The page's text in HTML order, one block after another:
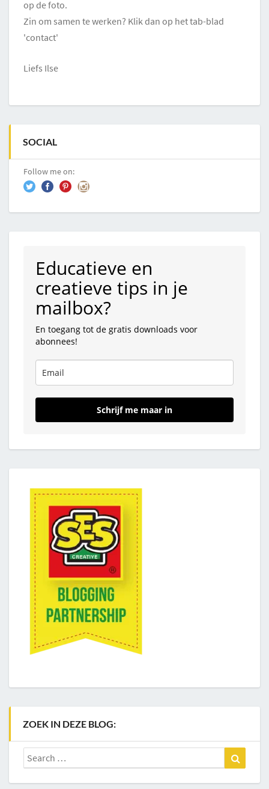
op de foto.
Zin om samen te werken? Klik dan op het tab-blad
'contact'
Liefs Ilse
SOCIAL
Follow me on:
Educatieve en
creatieve tips in je
mailbox?
En toegang tot de gratis downloads voor
abonnees!
Schrijf me maar in
ZOEK IN DEZE BLOG:
Search
for: